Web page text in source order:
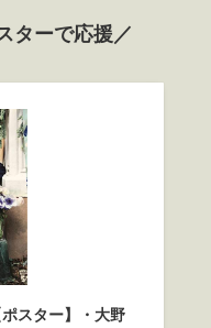
ターで応援／
スター】・大野